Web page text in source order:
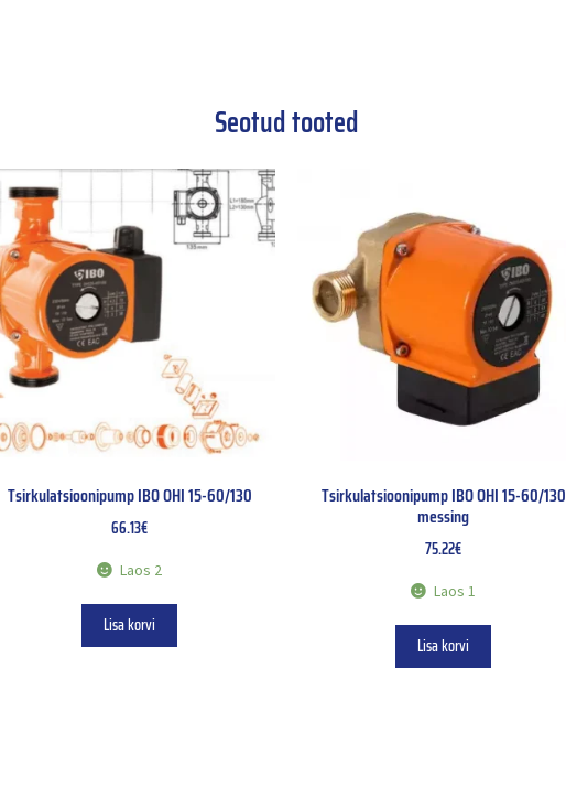
Seotud tooted
Tsirkulatsioonipump IBO OHI 15-60/130
66.13€
Laos 2
Lisa korvi
Tsirkulatsioonipump IBO OHI 15-60/130
messing
75.22€
Laos 1
Lisa korvi